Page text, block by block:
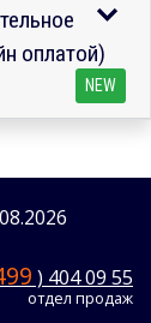
оплатой)
NEW
) 404 09 55
отдел продаж